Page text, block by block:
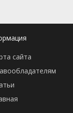
сайта